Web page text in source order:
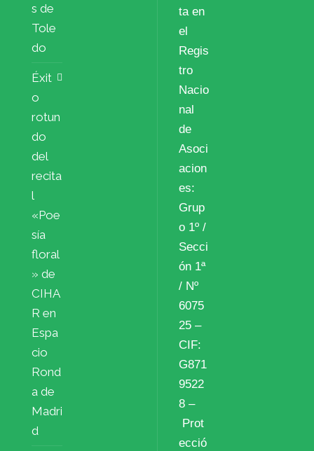
s de
Tole
do
Éxit
o
rotun
do
del
recita
l
«Poe
sía
floral
» de
CIHA
R en
Espa
cio
Rond
a de
Madri
d
ta en
el
Regis
tro
Nacio
nal
de
Asoci
acion
es:
Grup
o 1º /
Secci
ón 1ª
/ Nº
6075
25 –
CIF:
G871
9522
8 –
Prot
ecció